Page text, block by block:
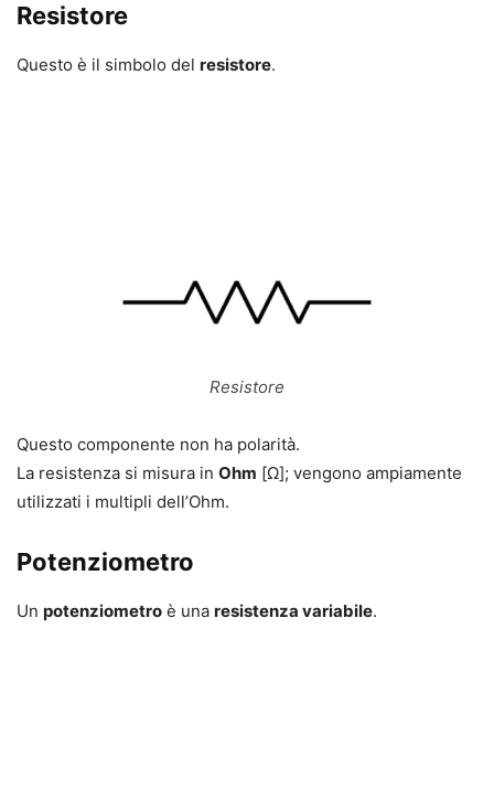
Resistore
Questo è il simbolo del resistore.
Resistore
Questo componente non ha polarità.
La resistenza si misura in Ohm [Ω]; vengono ampiamente
utilizzati i multipli dell’Ohm.
Potenziometro
Un potenziometro è una resistenza variabile.